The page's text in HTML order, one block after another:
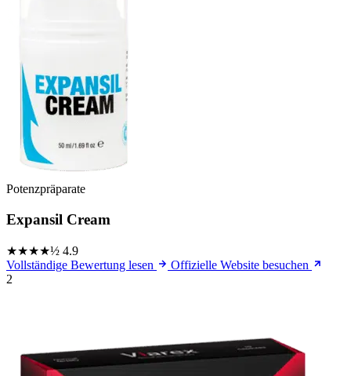
Potenzpräparate
Expansil Cream
★★★★½ 4.9
Vollständige Bewertung lesen
Offizielle Website besuchen
2